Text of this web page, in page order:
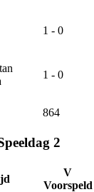
1 - 0
1 - 0
864
2
V
Voorspeld